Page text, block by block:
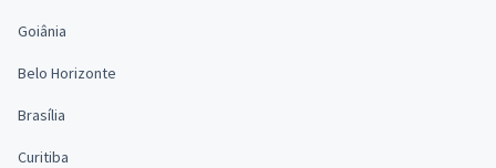
Goiânia
Belo Horizonte
Brasília
Curitiba